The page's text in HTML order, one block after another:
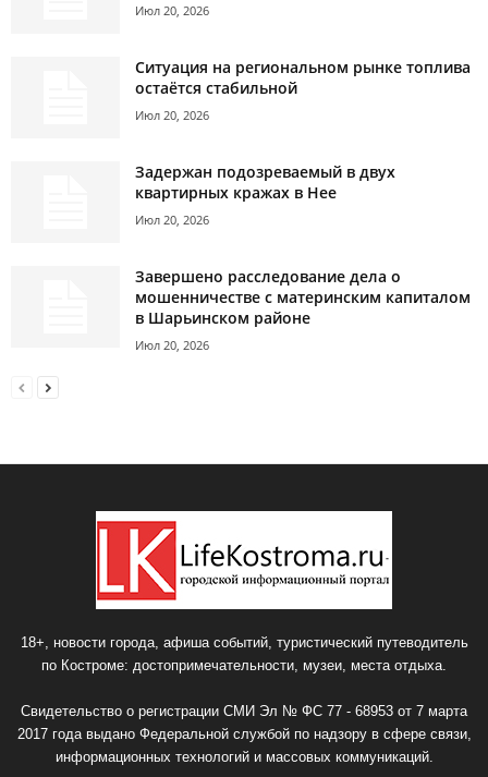
Июл 20, 2026
Ситуация на региональном рынке топлива
остаётся стабильной
Июл 20, 2026
Задержан подозреваемый в двух
квартирных кражах в Нее
Июл 20, 2026
Завершено расследование дела о
мошенничестве с материнским капиталом
в Шарьинском районе
Июл 20, 2026
18+, новости города, афиша событий, туристический путеводитель
по Костроме: достопримечательности, музеи, места отдыха.
Свидетельство о регистрации СМИ Эл № ФС 77 - 68953 от 7 марта
2017 года выдано Федеральной службой по надзору в сфере связи,
информационных технологий и массовых коммуникаций.